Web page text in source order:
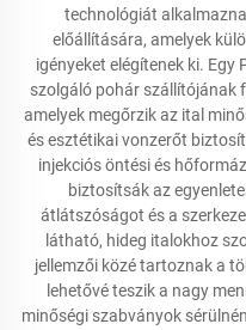
technológiát
előállítására, amelyek
igényeket elégítenek ki.
szolgáló pohár szállítójának
amelyek megőrzik az ital
és esztétikai vonzerőt
injekciós öntési és
biztosítsák az
átlátszóságot és a
látható, hideg italokhoz
jellemzői közé tartoznak a
lehetővé teszik a nagy
minőségi szabványok